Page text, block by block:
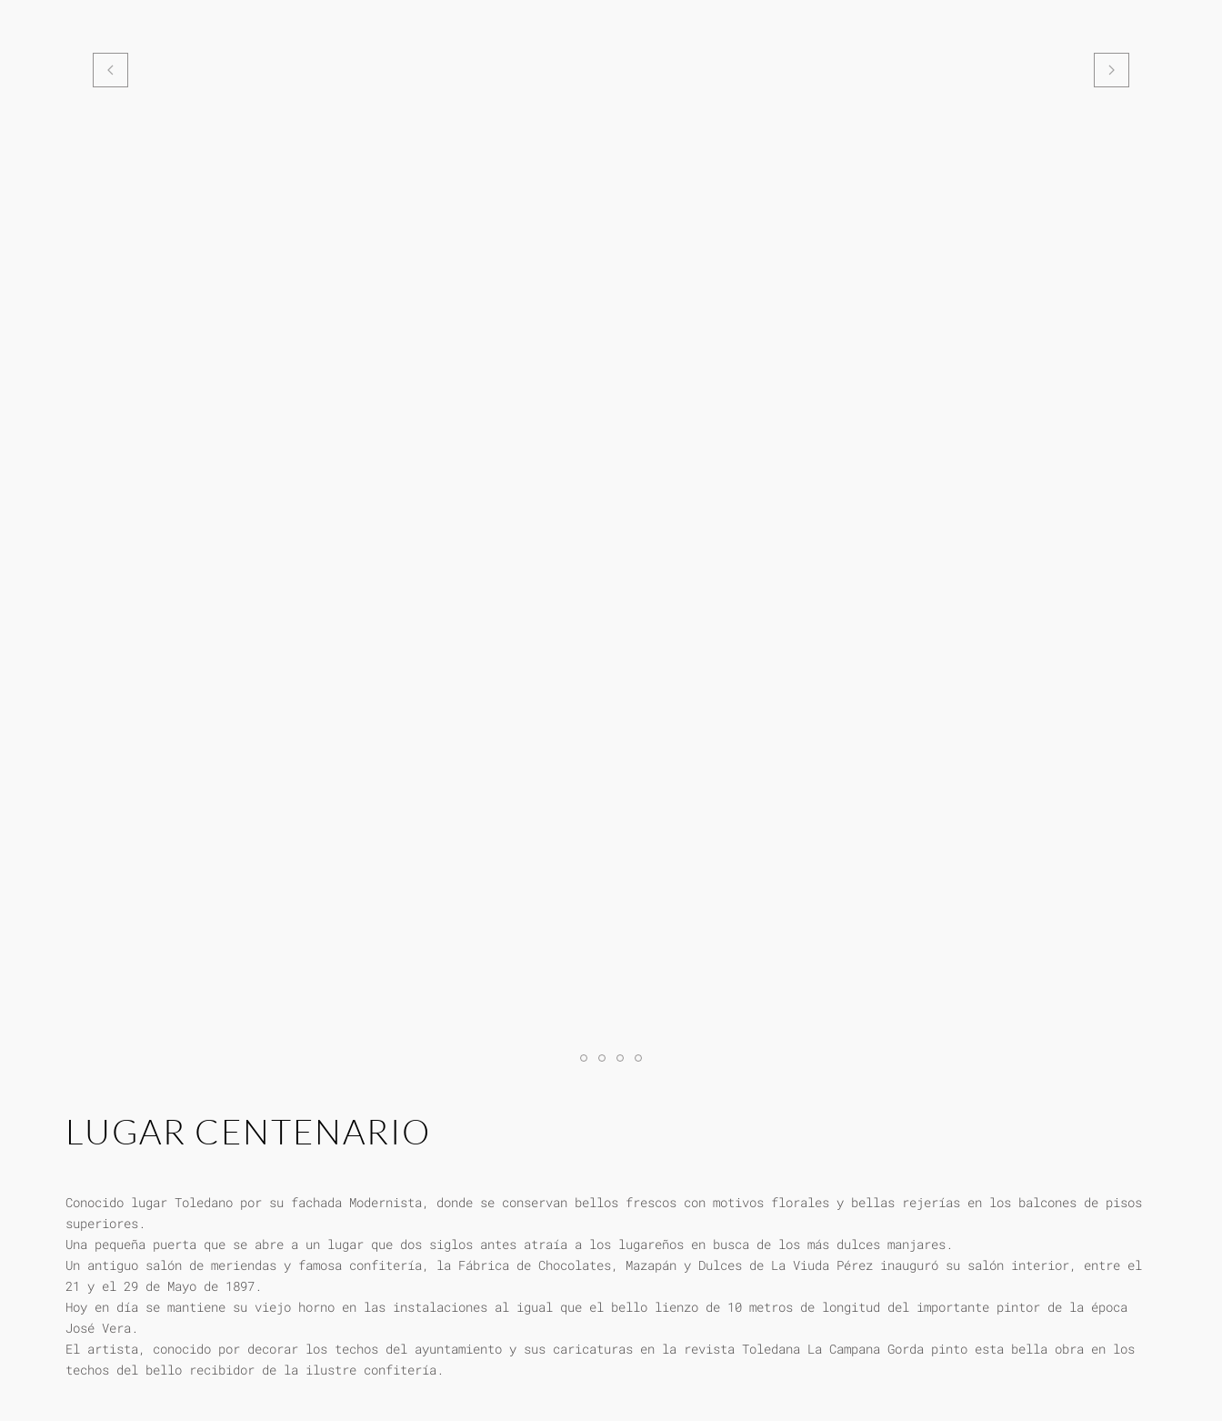
LUGAR CENTENARIO
Conocido lugar Toledano por su fachada Modernista, donde se conservan bellos frescos con motivos florales y bellas rejerías en los balcones de pisos
superiores.
Una pequeña puerta que se abre a un lugar que dos siglos antes atraía a los lugareños en busca de los más dulces manjares.
Un antiguo salón de meriendas y famosa confitería, la Fábrica de Chocolates, Mazapán y Dulces de La Viuda Pérez inauguró su salón interior, entre el
21 y el 29 de Mayo de 1897.
Hoy en día se mantiene su viejo horno en las instalaciones al igual que el bello lienzo de 10 metros de longitud del importante pintor de la época
José Vera.
El artista, conocido por decorar los techos del ayuntamiento y sus caricaturas en la revista Toledana La Campana Gorda pinto esta bella obra en los
techos del bello recibidor de la ilustre confitería.